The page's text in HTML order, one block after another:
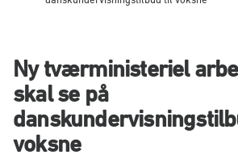
Ny tværministeriel
skal se på
voksne